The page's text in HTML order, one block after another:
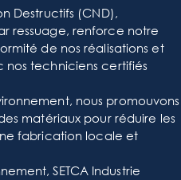
Destructifs (CND),
ressuage, renforce notre
de nos réalisations et
nos techniciens certifiés
nous promouvons
matériaux pour réduire les
fabrication locale et
SETCA Industrie